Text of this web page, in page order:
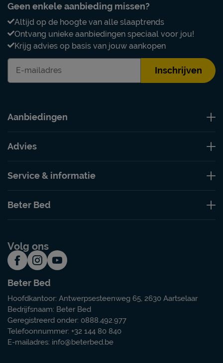
Geen enkele aanbieding missen?
Altijd op de hoogte van alle slaaptrends
Ontvang unieke aanbiedingen speciaal voor jou!
Krijg advies op basis van jouw aankopen
Inschrijven
Aanbiedingen
Advies
Service & informatie
Beter Bed
Volg ons
Beter Bed
Hoofdkantoor: Antwerpsesteenweg 65, 2630 Aartselaar
Bedrijfsnaam: Beter Bed
Geregistreerd onder: 0888.492.977
Telefoonnummer: +32 144 80 840
E-mailadres: info@beterbed.be